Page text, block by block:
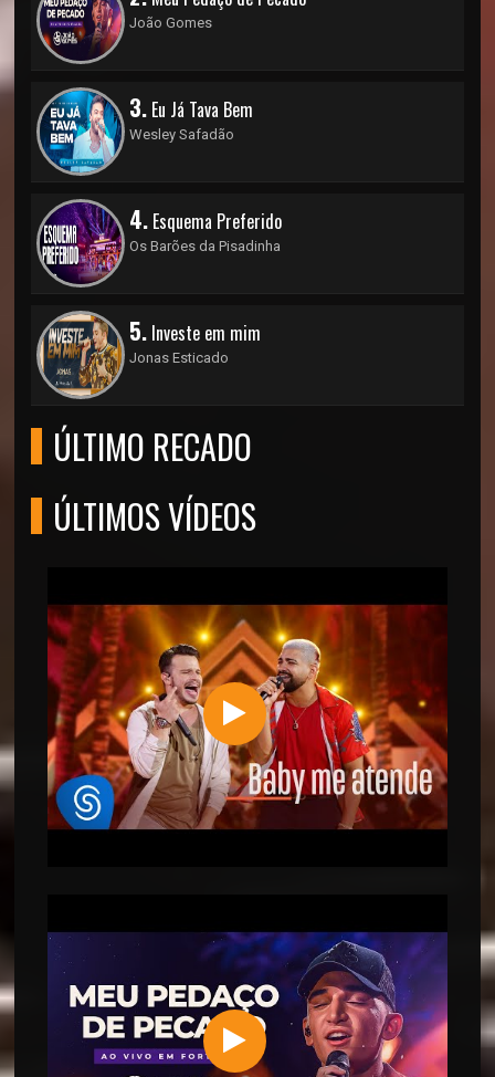
João Gomes
3. Eu Já Tava Bem
Wesley Safadão
4. Esquema Preferido
Os Barões da Pisadinha
5. Investe em mim
Jonas Esticado
ÚLTIMO RECADO
ÚLTIMOS VÍDEOS